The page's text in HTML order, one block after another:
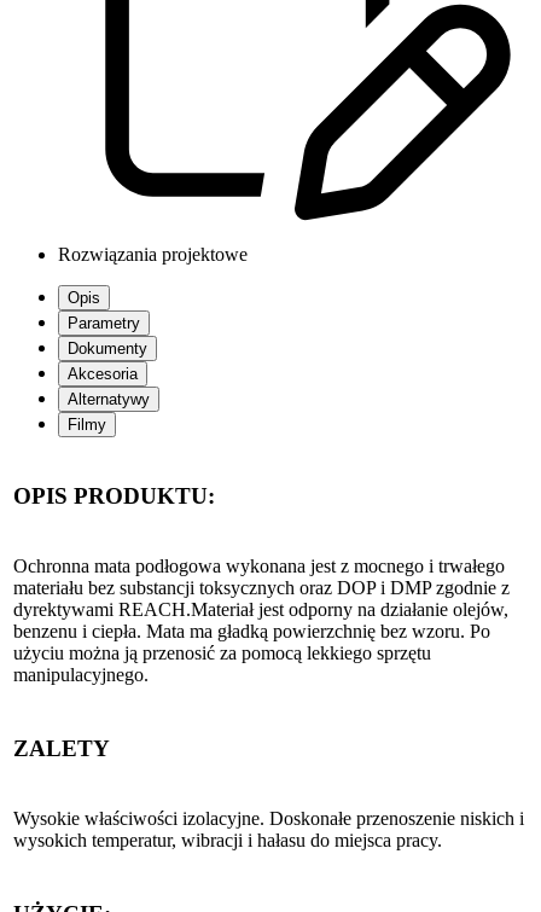
Rozwiązania projektowe
Opis
Parametry
Dokumenty
Akcesoria
Alternatywy
Filmy
OPIS PRODUKTU:
Ochronna mata podłogowa wykonana jest z mocnego i trwałego
materiału bez substancji toksycznych oraz DOP i DMP zgodnie z
dyrektywami REACH.Materiał jest odporny na działanie olejów,
benzenu i ciepła. Mata ma gładką powierzchnię bez wzoru. Po
użyciu można ją przenosić za pomocą lekkiego sprzętu
manipulacyjnego.
ZALETY
Wysokie właściwości izolacyjne. Doskonałe przenoszenie niskich i
wysokich temperatur, wibracji i hałasu do miejsca pracy.